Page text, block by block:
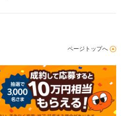
ページトップへ